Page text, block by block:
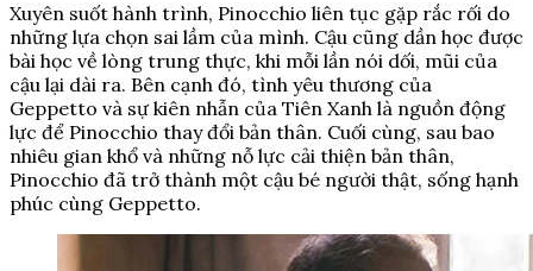
Xuyên suốt hành trình, Pinocchio liên tục gặp rắc rối do
những lựa chọn sai lầm của mình. Cậu cũng dần học được
bài học về lòng trung thực, khi mỗi lần nói dối, mũi của
cậu lại dài ra. Bên cạnh đó, tình yêu thương của
Geppetto và sự kiên nhẫn của Tiên Xanh là nguồn động
lực để Pinocchio thay đổi bản thân. Cuối cùng, sau bao
nhiêu gian khổ và những nỗ lực cải thiện bản thân,
Pinocchio đã trở thành một cậu bé người thật, sống hạnh
phúc cùng Geppetto.